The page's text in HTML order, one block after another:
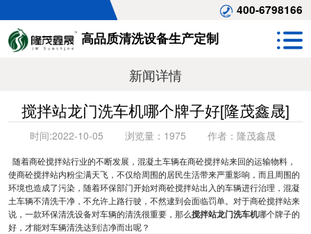
400-6798166
高品质清洗设备生产定制
新闻详情
搅拌站龙门洗车机哪个牌子好[隆茂鑫晟]
时间:2022-10-05 浏览量： 1975 作者： 隆茂鑫晟
随着商砼搅拌站行业的不断发展，混凝土车辆在商砼搅拌站来回的运输物料，
使商砼搅拌站内粉尘满天飞，不仅给周围的居民生活带来严重影响，而且周围的
环境也造成了污染，随着环保部门开始对商砼搅拌站出入的车辆进行治理，混凝
土车辆不清洗干净，不允许上路行驶，不然逮到会面临罚单。对于商砼搅拌站来
说，一款环保清洗设备对车辆的清洗很重要，那么搅拌站龙门洗车机哪个牌子的
好，才能对车辆清洗达到洁净而出呢？